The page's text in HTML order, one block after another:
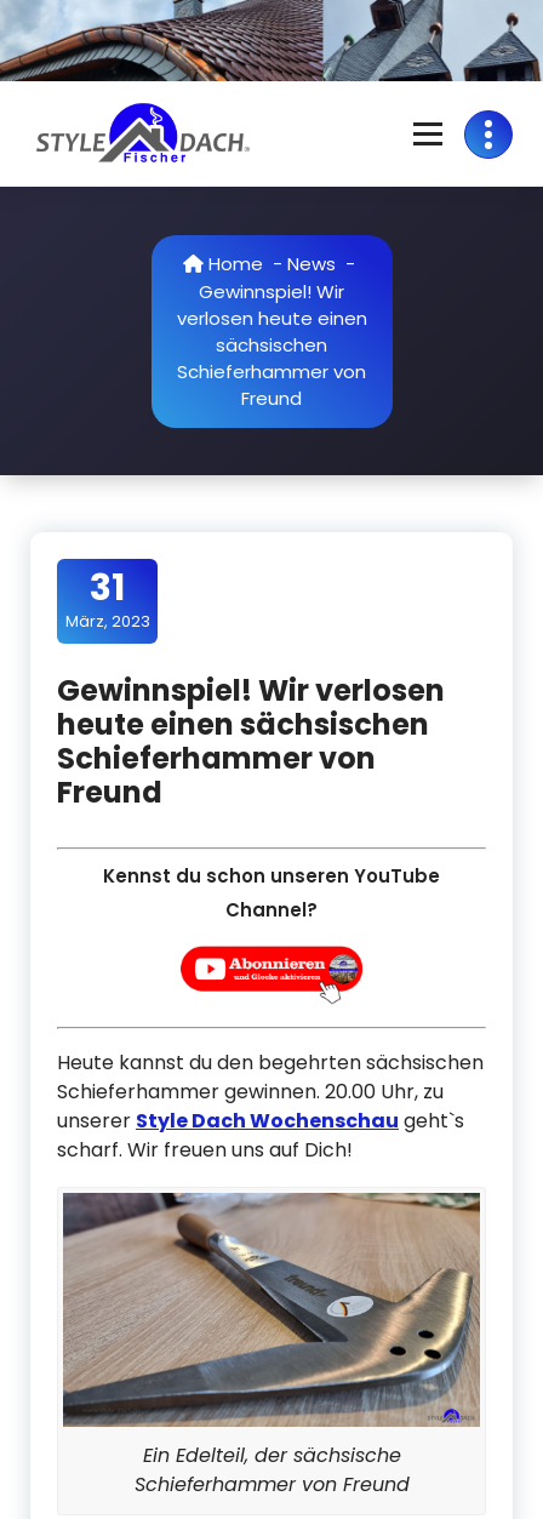
Skip
to
content
S
c
Home - News -
Gewinnspiel! Wir
verlosen heute einen
sächsischen
Schieferhammer von
Freund
31
März, 2023
Gewinnspiel! Wir verlosen
heute einen sächsischen
Schieferhammer von
Freund
Kennst du schon unseren YouTube
Channel?
Heute kannst du den begehrten sächsischen
Schieferhammer gewinnen. 20.00 Uhr, zu
unserer Style Dach Wochenschau geht`s
scharf. Wir freuen uns auf Dich!
Ein Edelteil, der sächsische
Schieferhammer von Freund